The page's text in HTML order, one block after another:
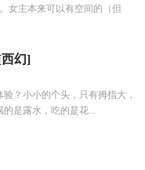
女主本来可以有空间的（但
幻]
？小小的个头，只有拇指大，
是露水，吃的是花...